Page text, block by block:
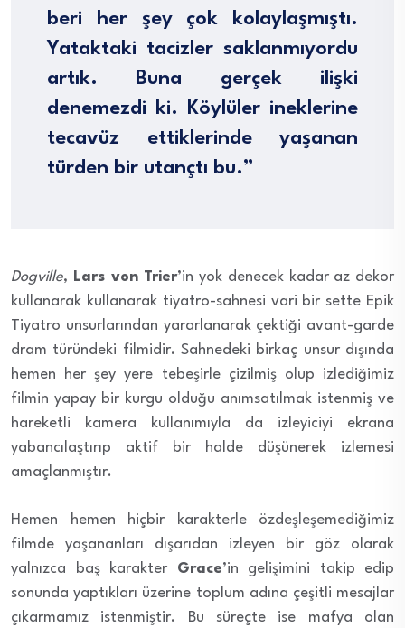
beri her şey çok kolaylaşmıştı.
Yataktaki tacizler saklanmıyordu
artık. Buna gerçek ilişki
denemezdi ki. Köylüler ineklerine
tecavüz ettiklerinde yaşanan
türden bir utançtı bu.”
Dogville, Lars von Trier’in yok denecek kadar az dekor
kullanarak kullanarak tiyatro-sahnesi vari bir sette Epik
Tiyatro unsurlarından yararlanarak çektiği avant-garde
dram türündeki filmidir. Sahnedeki birkaç unsur dışında
hemen her şey yere tebeşirle çizilmiş olup izlediğimiz
filmin yapay bir kurgu olduğu anımsatılmak istenmiş ve
hareketli kamera kullanımıyla da izleyiciyi ekrana
yabancılaştırıp aktif bir halde düşünerek izlemesi
amaçlanmıştır.
Hemen hemen hiçbir karakterle özdeşleşemediğimiz
filmde yaşananları dışarıdan izleyen bir göz olarak
yalnızca baş karakter Grace’in gelişimini takip edip
sonunda yaptıkları üzerine toplum adına çeşitli mesajlar
çıkarmamız istenmiştir. Bu süreçte ise mafya olan